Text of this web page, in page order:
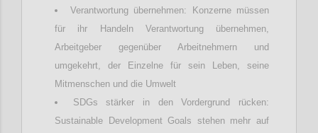
Verantwortung übernehmen: Konzerne müssen
für ihr Handeln Verantwortung übernehmen,
Arbeitgeber gegenüber Arbeitnehmern und
umgekehrt, der Einzelne für sein Leben, seine
Mitmenschen und die Umwelt
SDGs stärker in den Vordergrund rücken:
Sustainable Development Goals stehen mehr auf